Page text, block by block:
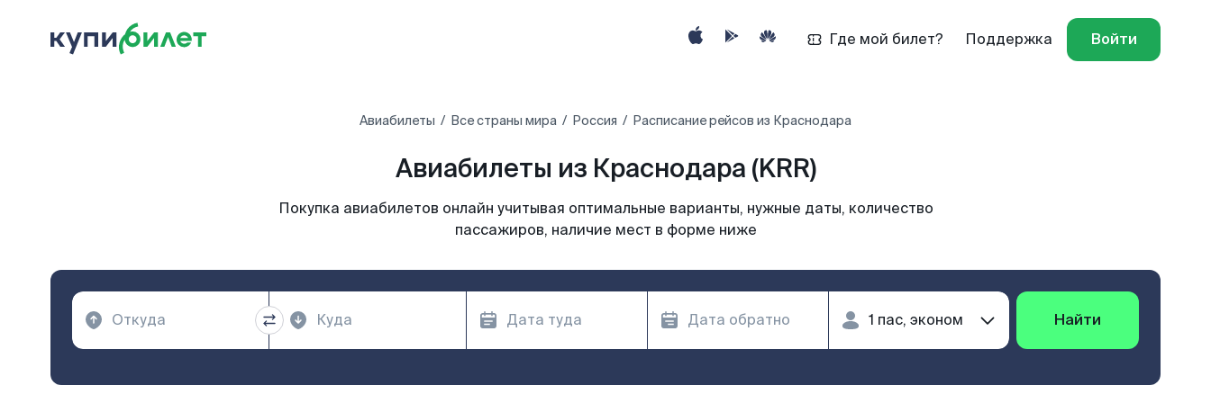
Где мой билет? Поддержка Войти
Авиабилеты Все страны мира Россия Расписание рейсов из Краснодара
Авиабилеты из Краснодара (KRR)
Покупка авиабилетов онлайн учитывая оптимальные варианты, нужные даты, количество
пассажиров, наличие мест в форме ниже
Найти